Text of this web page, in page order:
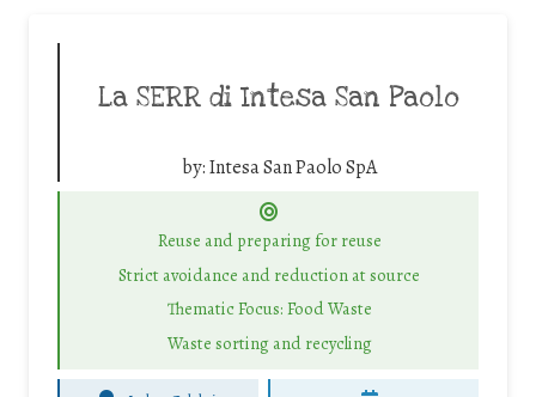
La SERR di Intesa San Paolo
by:Intesa San Paolo SpA
Reuse and preparing for reuse
Strict avoidance and reduction at source
Thematic Focus: Food Waste
Waste sorting and recycling